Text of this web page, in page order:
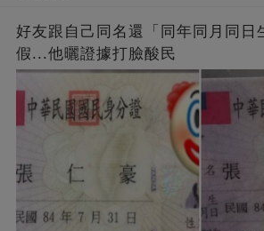
好友跟自己同名還「同年同月同日
假...他曬證據打臉酸民